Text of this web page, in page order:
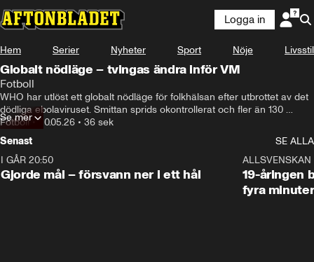
Logga in
Hem Serier Nyheter Sport Nöje Livsstil
Globalt nödläge – tvingas ändra inför VM
Fotboll
WHO har utlöst ett globalt nödläge för folkhälsan efter utbrottet av det
dödliga ebolaviruset. Smittan sprids okontrollerat och fler än 130
personer har dött i Kongo-Kinshasa och grannlandet Uganda. Men
mörkertalet tros vara stort och det är oklart hur många som egentligen
är smittade.
Om bara en månad ska Kongo-Kinshasa delta i fotbolls-VM. Nu
tvingas de till ändringar i sin uppladdning. Landslaget skippar helt att
ladda i sitt hemland utan reser i stället till Europa och Texas.
Fotboll•20.05.26 • 36 sek
Se mer
Senast
SE ALLA
I GÅR 20:50
Gjorde mål – försvann ner i ett hål
ALLSVENSKAN
19-åringen
fyra minuter